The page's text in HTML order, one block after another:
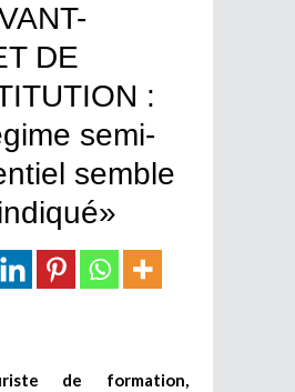
DE
:
semi-
semble
de formation,